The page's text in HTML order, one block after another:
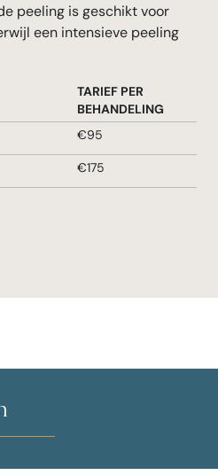
peeling is geschikt voor
een intensieve peeling
TARIEF PER
BEHANDELING
€95
€175